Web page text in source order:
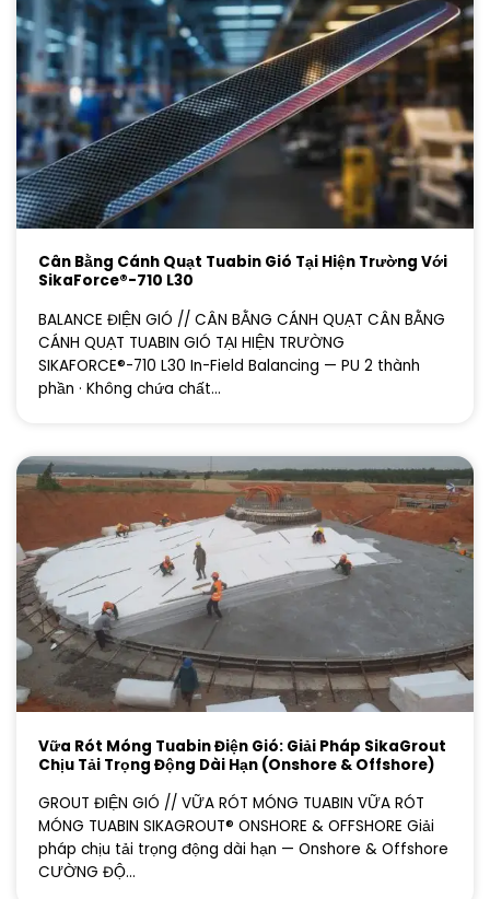
Cân Bằng Cánh Quạt Tuabin Gió Tại Hiện Trường Với
SikaForce®-710 L30
BALANCE ĐIỆN GIÓ // CÂN BẰNG CÁNH QUẠT CÂN BẰNG
CÁNH QUẠT TUABIN GIÓ TẠI HIỆN TRƯỜNG
SIKAFORCE®-710 L30 In-Field Balancing — PU 2 thành
phần · Không chứa chất...
Vữa Rót Móng Tuabin Điện Gió: Giải Pháp SikaGrout
Chịu Tải Trọng Động Dài Hạn (Onshore & Offshore)
GROUT ĐIỆN GIÓ // VỮA RÓT MÓNG TUABIN VỮA RÓT
MÓNG TUABIN SIKAGROUT® ONSHORE & OFFSHORE Giải
pháp chịu tải trọng động dài hạn — Onshore & Offshore
CƯỜNG ĐỘ...